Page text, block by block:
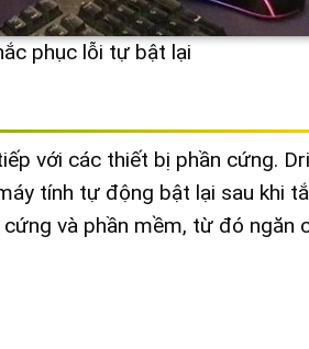
phục lỗi tự bật lại
với các thiết bị phần cứng.
tính tự động bật lại sau khi
và phần mềm, từ đó ngăn